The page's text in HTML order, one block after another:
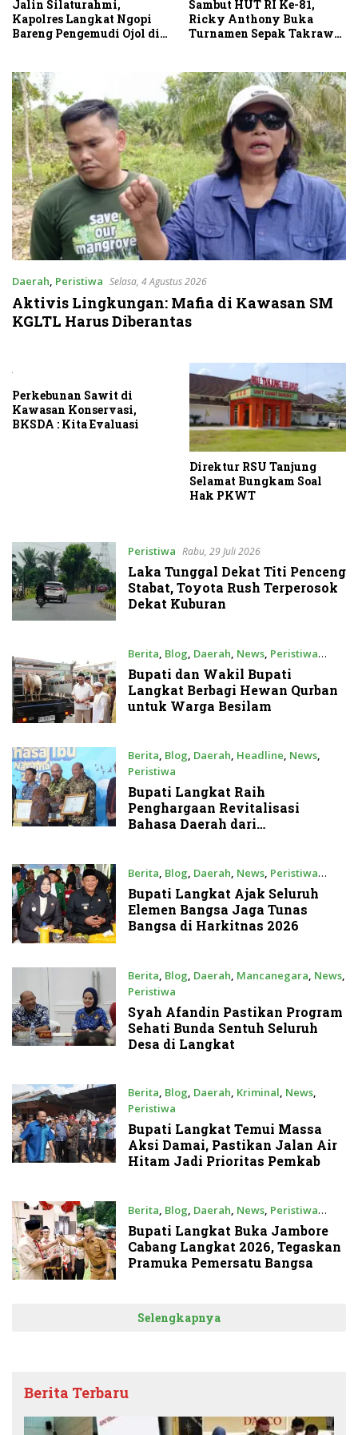
Jalin Silaturahmi,
Kapolres Langkat Ngopi
Bareng Pengemudi Ojol di
Sambut HUT RI Ke-81,
Ricky Anthony Buka
Turnamen Sepak Takraw
Daerah, Peristiwa Selasa, 4 Agustus 2026
Aktivis Lingkungan: Mafia di Kawasan SM
KGLTL Harus Diberantas
Perkebunan Sawit di
Kawasan Konservasi,
BKSDA : Kita Evaluasi
Direktur RSU Tanjung
Selamat Bungkam Soal
Hak PKWT
Peristiwa Rabu, 29 Juli 2026
Laka Tunggal Dekat Titi Penceng
Stabat, Toyota Rush Terperosok
Dekat Kuburan
Berita, Blog, Daerah, News, Peristiwa
Selasa, 26 Mei 2026
Bupati dan Wakil Bupati
Langkat Berbagi Hewan Qurban
untuk Warga Besilam
Berita, Blog, Daerah, Headline, News,
Peristiwa
Senin, 25 Mei 2026
Bupati Langkat Raih
Penghargaan Revitalisasi
Bahasa Daerah dari
Berita, Blog, Daerah, News, Peristiwa
Rabu, 20 Mei 2026
Bupati Langkat Ajak Seluruh
Elemen Bangsa Jaga Tunas
Bangsa di Harkitnas 2026
Berita, Blog, Daerah, Mancanegara, News,
Peristiwa
Rabu, 20 Mei 2026
Syah Afandin Pastikan Program
Sehati Bunda Sentuh Seluruh
Desa di Langkat
Berita, Blog, Daerah, Kriminal, News,
Peristiwa
Selasa, 19 Mei 2026
Bupati Langkat Temui Massa
Aksi Damai, Pastikan Jalan Air
Hitam Jadi Prioritas Pemkab
Berita, Blog, Daerah, News, Peristiwa
Senin, 18 Mei 2026
Bupati Langkat Buka Jambore
Cabang Langkat 2026, Tegaskan
Pramuka Pemersatu Bangsa
Selengkapnya
Berita Terbaru